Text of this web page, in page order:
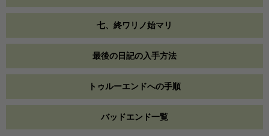
七、終ワリノ始マリ
最後の日記の入手方法
トゥルーエンドへの手順
バッドエンド一覧